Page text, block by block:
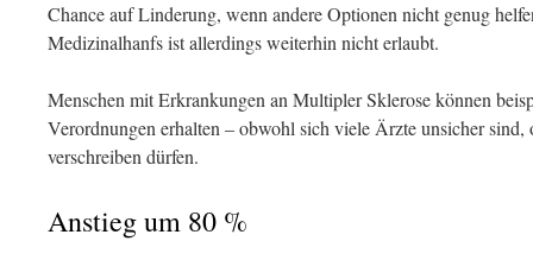
Chance auf Linderung, wenn andere Optionen nicht genug
Medizinalhanfs ist allerdings weiterhin nicht erlaubt.
Menschen mit Erkrankungen an Multipler Sklerose können
Verordnungen erhalten – obwohl sich viele Ärzte unsicher
verschreiben dürfen.
Anstieg um 80 %